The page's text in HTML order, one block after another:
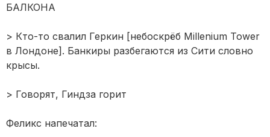
БАЛКОНА
> Кто-то свалил Геркин [небоскрёб Millenium Tower
в Лондоне]. Банкиры разбегаются из Сити словно
крысы.
> Говорят, Гиндза горит
Феликс напечатал: